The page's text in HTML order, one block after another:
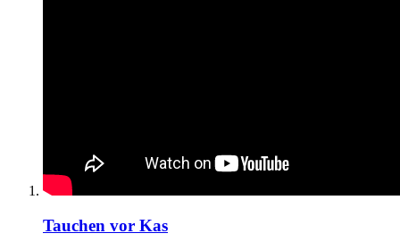
Tauchen vor Kas